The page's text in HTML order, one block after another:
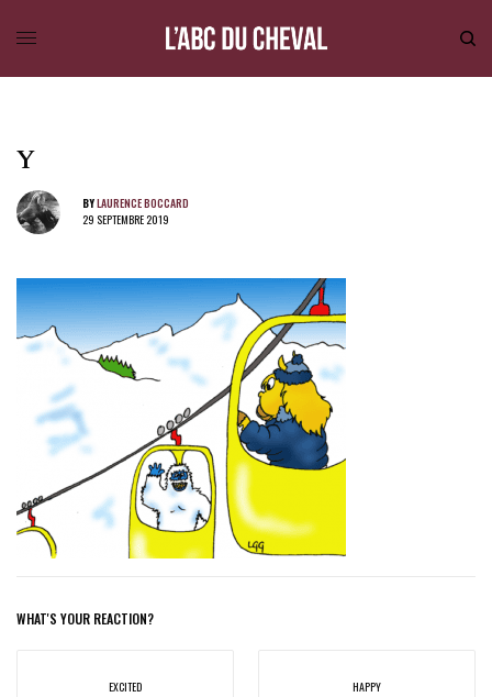
Y
BYLAURENCE BOCCARD
29 SEPTEMBRE 2019
WHAT'S YOUR REACTION?
EXCITED HAPPY